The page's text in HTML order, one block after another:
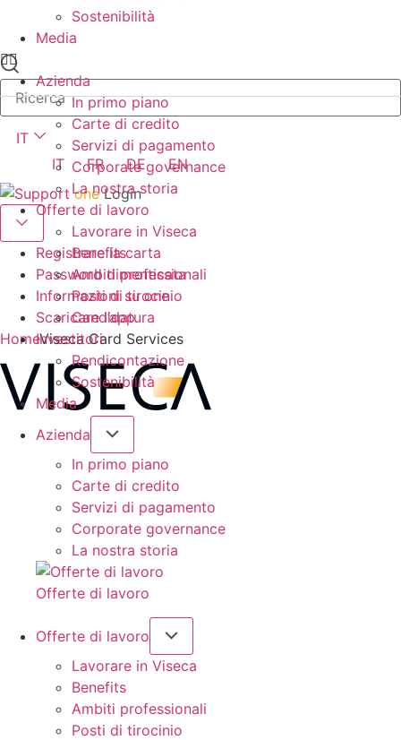
IT
IT
FR DE
EN
one Login
Registrare la carta
Password dimenticata
Informazioni su one
Scaricare l’app
HomeViseca Card Services
Azienda
In primo piano
Carte di credito
Servizi di pagamento
Corporate governance
La nostra storia
Offerte di lavoro
Offerte di lavoro
Lavorare in Viseca
Benefits
Ambiti professionali
Posti di tirocinio
Sostenibilità
Media
Azienda
In primo piano
Carte di credito
Servizi di pagamento
Corporate governance
La nostra storia
Offerte di lavoro
Lavorare in Viseca
Benefits
Ambiti professionali
Posti di tirocinio
Candidatura
Investitori
Rendicontazione
Sostenibilità
Media